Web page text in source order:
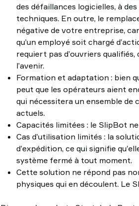
des défaillances logicielles, à
techniques. En outre, le
négative de votre entreprise,
qu’un employé soit chargé
requiert pas d’ouvriers
l’avenir.
Formation et adaptation : bien
peut que les opérateurs aient
qui nécessitera un ensemble
actuels.
Capacités limitées : le SlipBot
Cas d’utilisation limités : la
d’expédition, ce qui signifie
système fermé à tout moment.
Cette solution ne répond pas
physiques qui en découlent. Le